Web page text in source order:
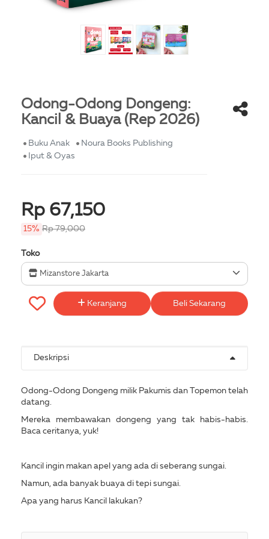
Odong-Odong Dongeng:
Kancil & Buaya (Rep 2026)
Buku Anak
Noura Books Publishing
Iput & Oyas
Rp 67,150
15% Rp 79,000
Toko
Mizanstore Jakarta
Keranjang Beli Sekarang
Deskripsi
Odong-Odong Dongeng milik Pakumis dan Topemon telah
datang.
Mereka membawakan dongeng yang tak habis-habis.
Baca ceritanya, yuk!
Kancil ingin makan apel yang ada di seberang sungai.
Namun, ada banyak buaya di tepi sungai.
Apa yang harus Kancil lakukan?